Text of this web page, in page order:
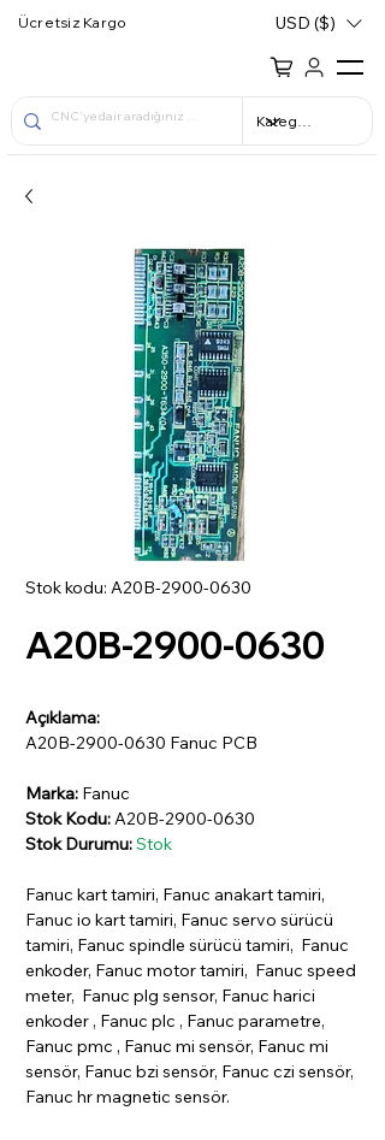
Ücretsiz Kargo USD ($)
Stok kodu: A20B-2900-0630
A20B-2900-0630
Açıklama:
A20B-2900-0630 Fanuc PCB
Marka: Fanuc
Stok Kodu:A20B-2900-0630
Stok Durumu:Stok
Fanuc kart tamiri, Fanuc anakart tamiri,
Fanuc io kart tamiri, Fanuc servo sürücü
tamiri, Fanuc spindle sürücü tamiri, Fanuc
enkoder, Fanuc motor tamiri, Fanuc speed
meter, Fanuc plg sensor, Fanuc harici
enkoder , Fanuc plc , Fanuc parametre,
Fanuc pmc , Fanuc mi sensör, Fanuc mi
sensör, Fanuc bzi sensör, Fanuc czi sensör,
Fanuc hr magnetic sensör.